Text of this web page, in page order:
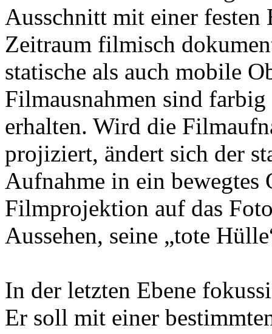
Ausschnitt mit einer festen
Zeitraum filmisch
statische als auch mobile
Filmausnahmen sind
erhalten. Wird die
projiziert, ändert sich der
Aufnahme in ein bewegtes
Filmprojektion auf das
Aussehen, seine „tote
In der letzten Ebene
Er soll mit einer